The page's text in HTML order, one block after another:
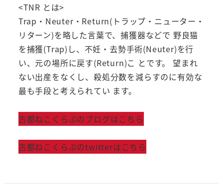
<TNR とは>
Trap・Neuter・Return(トラップ・ニューター・
リターン)を略した言葉で、捕獲器などで 野良猫
を捕獲(Trap)し、不妊・去勢手術(Neuter)を行
い、元の場所に戻す(Return)こ とです。 望まれ
ない出産をなくし、殺処分数を減らすのに有効な
最も手段と考えられてい ます。
古都ねこくらぶのブログはこちら
古都ねこくらぶのtwitterはこちら